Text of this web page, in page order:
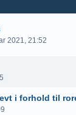
2021, 21:52
i forhold til